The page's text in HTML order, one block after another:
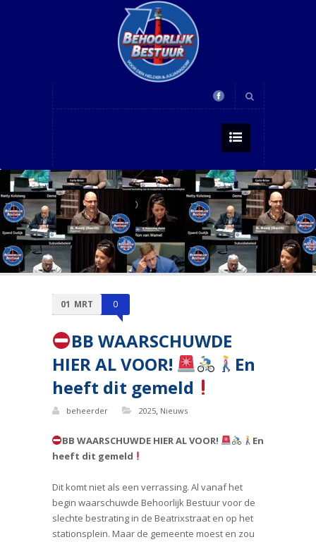
01 MRT 0
BB WAARSCHUWDE
HIER AL VOOR!
En
heeft dit gemeld
beheerder 2025, Nieuws
BB WAARSCHUWDE HIER AL VOOR!
En
heeft dit gemeld
Dit komt niet als een verrassing. Al vanaf het
begin waarschuwde Behoorlijk Bestuur voor de
slechte bestrating in de Beatrixstraat en op het
stationsplein. Maar de gemeente moest en zou